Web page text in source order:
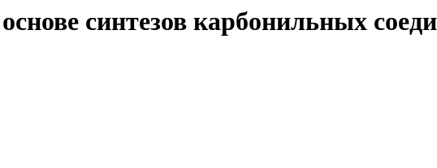
синтезов карбонильных